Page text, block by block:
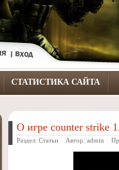
СТАТИСТИКА САЙТА
О игре counter strike
Раздел: Статьи Автор: admin